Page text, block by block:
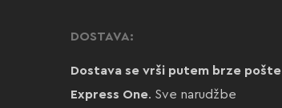
DOSTAVA:
Dostava se vrši putem brze pošte
Express One. Sve narudžbe